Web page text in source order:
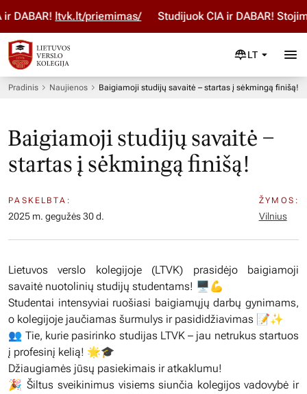
ltvk.lt/priemimas/ Studijuok ČIA ir DABAR! Stojimo
LT
Pradinis Naujienos Baigiamoji studijų savaitė – startas į sėkmingą finišą!
Baigiamoji studijų savaitė –
startas į sėkmingą finišą!
PASKELBTA:
2025 m. gegužės 30 d.
ŽYMOS:
Vilnius
Lietuvos verslo kolegijoje (LTVK) prasidėjo baigiamoji
savaitė nuotolinių studijų studentams! 🖥️💪
Studentai intensyviai ruošiasi baigiamųjų darbų gynimams,
o kolegijoje jaučiamas šurmulys ir pasididžiavimas 📝✨
👥 Tie, kurie pasirinko studijas LTVK – jau netrukus startuos
į profesinį kelią! 🌟🎓
Džiaugiamės jūsų pasiekimais ir atkaklumu!
🎉 Šiltus sveikinimus visiems siunčia kolegijos vadovybė ir